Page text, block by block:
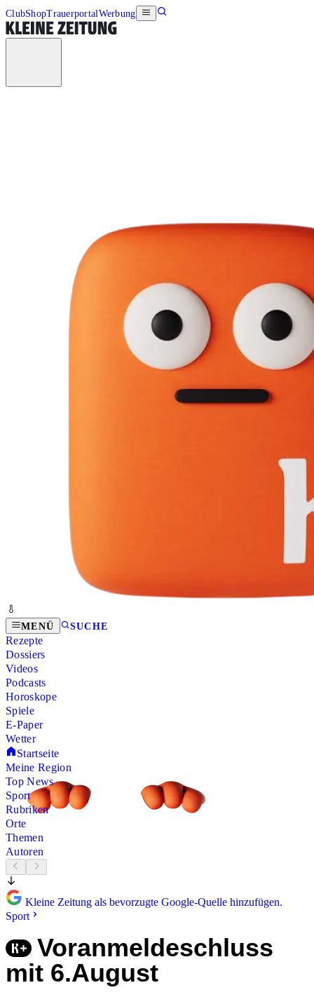
ClubShopTrauerportalWerbung
MENÜ SUCHE
Rezepte
Dossiers
Videos
Podcasts
Horoskope
Spiele
E-Paper
Wetter
Startseite
Meine Region
Top News
Sport
Rubriken
Orte
Themen
Autoren
Kleine Zeitung als bevorzugte Google-Quelle hinzufügen.
Sport
Voranmeldeschluss
mit 6.August